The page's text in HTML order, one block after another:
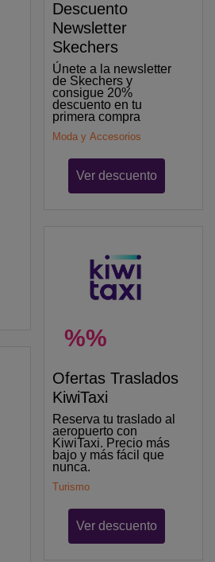
Descuento
Newsletter
Skechers
Únete a la newsletter
de Skechers y
consigue 20%
descuento en tu
primera compra
Moda y Accesorios
Ver descuento
%%
Ofertas Traslados
KiwiTaxi
Reserva tu traslado al
aeropuerto con
KiwiTaxi. Precio más
bajo y más fácil que
nunca.
Turismo
Ver descuento